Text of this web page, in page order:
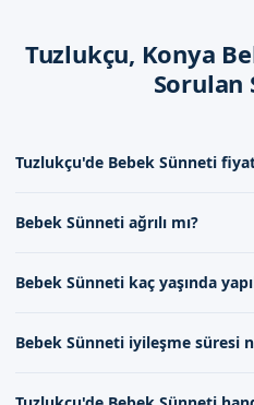
Uzman doktorumuz,
tüm önlemleri almaktadır.
İşlem sonrası,以下 faktörlere
Bebeklerinizi güvende
almak
Tuzlukçu, Konya
Sorulan
Tuzlukçu'de Bebek Sünneti
değerlendirmesine göre
alabilirsiniz.
Bebek Sünneti ağrılı mı?
İşlem sırasında bebek hiçbir ağrı
rahat bir iyileşme süreci
Bebek Sünneti kaç yaşında
yapılmaktadır. Ancak bu süre
Bebek Sünneti iyileşme süresi